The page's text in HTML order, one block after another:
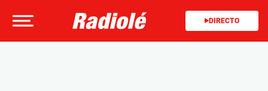
DIRECTO